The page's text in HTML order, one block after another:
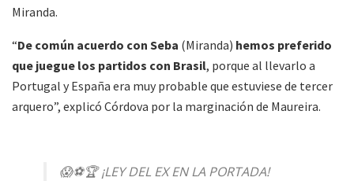
Miranda.
“De común acuerdo con Seba (Miranda) hemos preferido
que juegue los partidos con Brasil, porque al llevarlo a
Portugal y España era muy probable que estuviese de tercer
arquero”, explicó Córdova por la marginación de Maureira.
😱⚽🏆 ¡LEY DEL EX EN LA PORTADA!